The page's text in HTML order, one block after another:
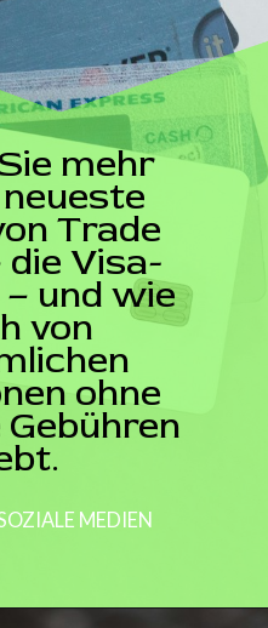
mehr
Trade
die Visa-
und wie
von
ohne
MEDIEN